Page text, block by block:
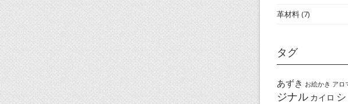
革材料(7)
タグ
あずき お絵かき アロ
ジナル カイロ